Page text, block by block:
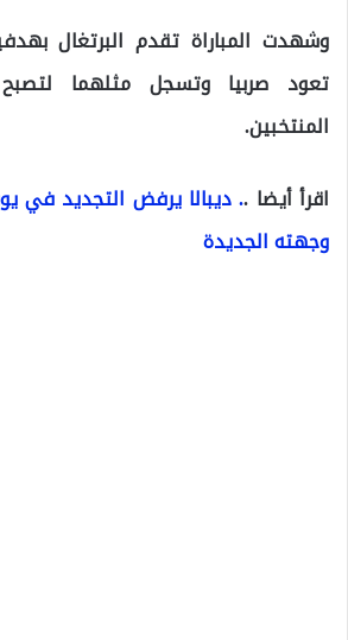
وشهدت المباراة تقدم البرتغال
المنتخبين.
اقرأ أيضا .. ديبالا يرفض التجديد
وجهته الجديدة